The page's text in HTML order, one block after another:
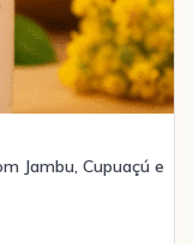
Jambu, Cupuaçú e